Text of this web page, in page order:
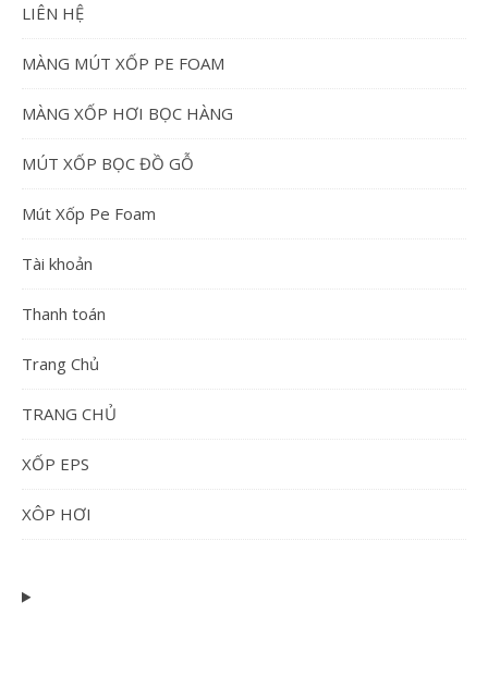
LIÊN HỆ
MÀNG MÚT XỐP PE FOAM
MÀNG XỐP HƠI BỌC HÀNG
MÚT XỐP BỌC ĐỒ GỖ
Mút Xốp Pe Foam
Tài khoản
Thanh toán
Trang Chủ
TRANG CHỦ
XỐP EPS
XÔP HƠI